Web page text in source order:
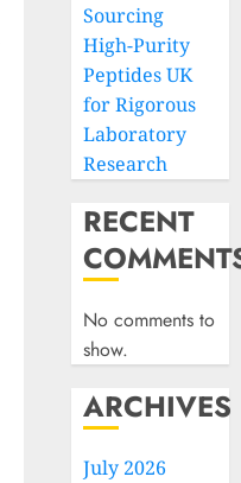
Sourcing
High-Purity
Peptides UK
for Rigorous
Laboratory
Research
RECENT
No comments to
show.
ARCHIVES
July 2026